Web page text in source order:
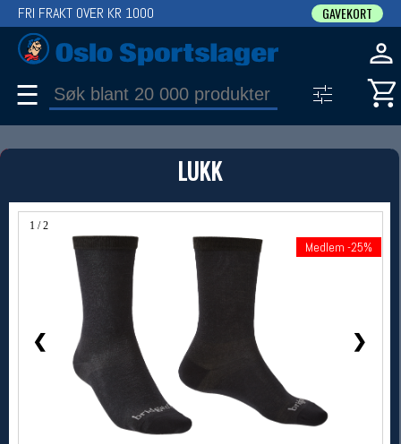
LUKK
1 / 2
❮ ❯
Medlem -25%
FRI FRAKT OVER KR 1000 GAVEKORT
☰
PRODUKT
Produkter (1)
Bruk filter til å spisse søket